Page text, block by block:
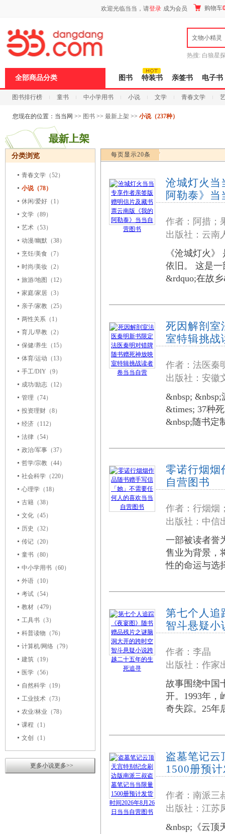
欢迎光临当当，请登录 成为会员 购物车
文物小精灵
热搜: 白狼星
全部商品分类 图书 特装书 亲签书 电子书
图书排行榜 童书 中小学用书 小说 文学 青春文学
科技 进口原版 电子书
页
浪
键
您现在的位置： 当当网 >> 图书 >> 最新上架 >> 小说（237种）
分类浏览
青春文学 （52）
小说（78）
休闲/爱好 （1）
文学 （89）
艺术 （53）
动漫/幽默 （38）
烹饪/美食 （7）
时尚/美妆 （2）
旅游/地图
（12）
家庭/家居 （3）
亲子/家教 （25）
两性关系 （1）
育儿/早教 （2）
保健/养生 （15）
体育/运动 （13）
手工/DIY （9）
成功/励志 （12）
管理 （74）
投资理财 （8）
经济 （112）
法律 （54）
政治/军事 （37）
哲学/宗教 （44）
社会科学 （220）
心理学 （18）
古籍 （38）
文化 （45）
历史
（32）
传记 （20）
童书 （80）
中小学用书 （60）
外语 （10）
考试 （54）
教材 （479）
工具书 （3）
科普读物 （76）
计算机/网络 （79）
建筑 （19）
医学 （56）
自然科学 （19）
工业技术 （73）
农业/林业 （78）
课程 （1）
文创
（1）
更多小说更多>>
每页显示20条
沧城灯火当
阿勒泰》当
作者：阿措；
出版社：云
《沧城灯火
依旧。 这是
&rdquo;在故
死因解剖室
室特辑挑战
作者：法医秦
出版社：安
&nbsp;
&times; 37种
&nbsp;随书定
零诺行烟烟
自营图书
作者：行烟烟
出版社：中
一部被读者誉
售业为背景，
性的命运与选
第七个人追
智斗悬疑小
作者：李晶
出版社：作
故事围绕中国
开。1993年
奇失踪。25年
盗墓笔记云
1500册预
作者：南派三
出版社：江
&nbsp;《云顶